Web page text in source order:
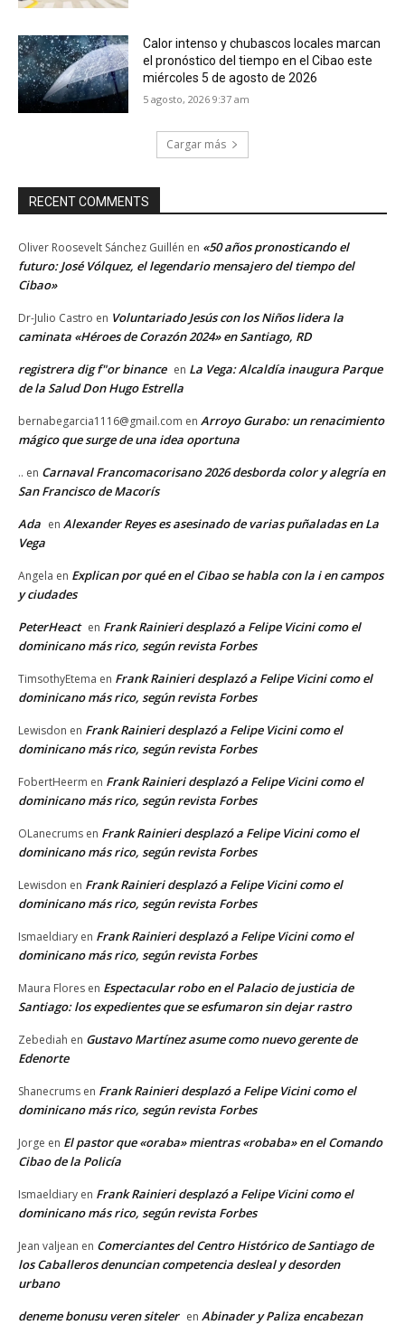
Calor intenso y chubascos locales marcan
el pronóstico del tiempo en el Cibao este
miércoles 5 de agosto de 2026
5 agosto, 2026 9:37 am
Cargar más
RECENT COMMENTS
Oliver Roosevelt Sánchez Guillén en «50 años pronosticando el
futuro: José Vólquez, el legendario mensajero del tiempo del
Cibao»
Dr-Julio Castro en Voluntariado Jesús con los Niños lidera la
caminata «Héroes de Corazón 2024» en Santiago, RD
registrera dig f"or binance en La Vega: Alcaldía inaugura Parque
de la Salud Don Hugo Estrella
bernabegarcia1116@gmail.com en Arroyo Gurabo: un renacimiento
mágico que surge de una idea oportuna
.. en Carnaval Francomacorisano 2026 desborda color y alegría en
San Francisco de Macorís
Ada en Alexander Reyes es asesinado de varias puñaladas en La
Vega
Angela en Explican por qué en el Cibao se habla con la i en campos
y ciudades
PeterHeact en Frank Rainieri desplazó a Felipe Vicini como el
dominicano más rico, según revista Forbes
TimsothyEtema en Frank Rainieri desplazó a Felipe Vicini como el
dominicano más rico, según revista Forbes
Lewisdon en Frank Rainieri desplazó a Felipe Vicini como el
dominicano más rico, según revista Forbes
FobertHeerm en Frank Rainieri desplazó a Felipe Vicini como el
dominicano más rico, según revista Forbes
OLanecrums en Frank Rainieri desplazó a Felipe Vicini como el
dominicano más rico, según revista Forbes
Lewisdon en Frank Rainieri desplazó a Felipe Vicini como el
dominicano más rico, según revista Forbes
Ismaeldiary en Frank Rainieri desplazó a Felipe Vicini como el
dominicano más rico, según revista Forbes
Maura Flores en Espectacular robo en el Palacio de justicia de
Santiago: los expedientes que se esfumaron sin dejar rastro
Zebediah en Gustavo Martínez asume como nuevo gerente de
Edenorte
Shanecrums en Frank Rainieri desplazó a Felipe Vicini como el
dominicano más rico, según revista Forbes
Jorge en El pastor que «oraba» mientras «robaba» en el Comando
Cibao de la Policía
Ismaeldiary en Frank Rainieri desplazó a Felipe Vicini como el
dominicano más rico, según revista Forbes
Jean valjean en Comerciantes del Centro Histórico de Santiago de
los Caballeros denuncian competencia desleal y desorden
urbano
deneme bonusu veren siteler en Abinader y Paliza encabezan